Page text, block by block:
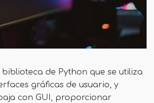
de Python que se utiliza
gráficas de usuario, y
con GUI, proporcionar